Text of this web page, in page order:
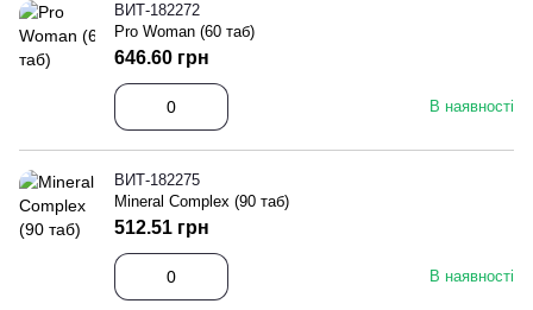
ВИТ-182272
Pro Woman (60 таб)
В наявності
646.60 грн
ВИТ-182275
Mineral Complex (90 таб)
В наявності
512.51 грн